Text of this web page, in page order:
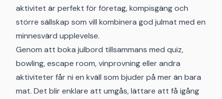
aktivitet är perfekt för företag, kompisgäng och
större sällskap som vill kombinera god julmat med en
minnesvärd upplevelse.
Genom att boka julbord tillsammans med quiz,
bowling, escape room, vinprovning eller andra
aktiviteter får ni en kväll som bjuder på mer än bara
mat. Det blir enklare att umgås, lättare att få igång